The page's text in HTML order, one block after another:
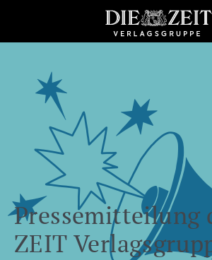
Pressemitteilung
ZEIT